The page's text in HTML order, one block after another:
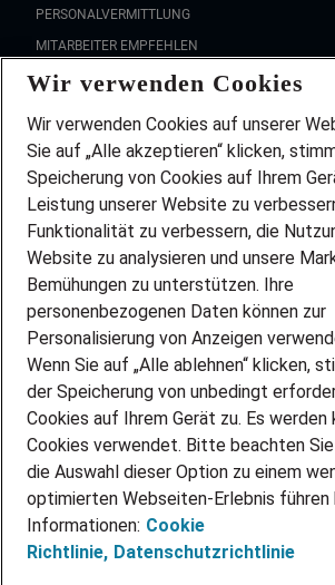
PERSONALVERMITTLUNG
MITARBEITER EMPFEHLEN
FAQ
Wir stellen ein!
DEINE BERUFSGRUPPE
DEINE LEBENSSITUATION
PARTNERSHIP WITH AIRBUS
INITIATIV BEWERBEN
ÜBER UNS
STANDORTE
BLOG
PRESSE
KONTAKT
@Adecco 2026
IMPRESSUM
DATENSCHUTZ
Wir verwenden Cookies
Wir verwenden Cookies auf unserer
Sie auf „Alle akzeptieren“ klicken,
Speicherung von Cookies auf Ihrem
Leistung unserer Website zu
Funktionalität zu verbessern, die
Website zu analysieren und unsere
Bemühungen zu unterstützen. Ihre
personenbezogenen Daten können zur
Personalisierung von Anzeigen
Wenn Sie auf „Alle ablehnen“ klicken,
der Speicherung von unbedingt
Cookies auf Ihrem Gerät zu. Es werden
Cookies verwendet. Bitte beachten
die Auswahl dieser Option zu einem
optimierten Webseiten-Erlebnis führen
Informationen: Cookie
Richtlinie, Datenschutzrichtlinie